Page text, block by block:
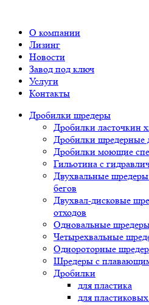
О компании
Лизинг
Новости
Завод под ключ
Услуги
Контакты
Дробилки шредеры
Дробилки ласточкин
Дробилки шредерные
Дробилки моющие
Гильотина с
Двухвальные
бегов
Двухвал-дисковые
отходов
Одновальные
Четырехвальные
Однороторные
Шредеры с
Дробилки
для пластика
для